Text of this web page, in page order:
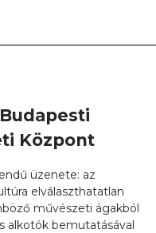
Budapesti
Központ
üzenete: az
elválaszthatatlan
művészeti ágakból
alkotók bemutatásával